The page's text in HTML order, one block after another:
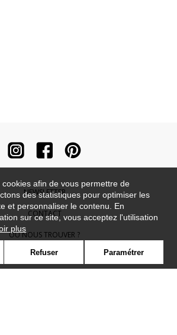
NEWSLETTER
CONTACT
OÙ NOUS TROUVER ?
CONTRACT
afin de vous permettre de
des statistiques pour optimiser les
et personnaliser le contenu. En
sur ce site, vous acceptez l'utilisation
plus
Refuser Paramétrer